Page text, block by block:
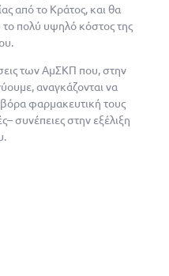
από το Κράτος, και θα
το πολύ υψηλό κόστος της
των ΑμΣΚΠ που, στην
αναγκάζονται να
φαρμακευτική τους
συνέπειες στην εξέλιξη